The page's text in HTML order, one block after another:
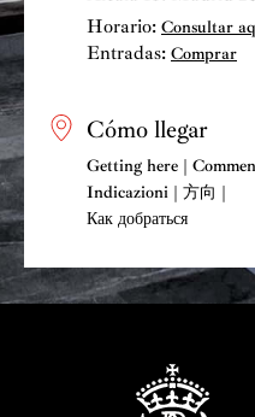
Valenzuela, Montserrat
Klartag entre otros, y a
20/21 en Madrid
Barcelona.
Entre sus colaboraciones
Volodin, Juan Pérez
Nepomnyashchaya, el
violonchelistas Lluís
Katharina Konradi y el
Horario: Consultar
Entradas: Comprar
Cómo llegar
Getting here |
Indicazioni | 方向 |
Как добраться